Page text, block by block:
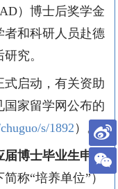
）博士后奖学金
者和科研人员赴德
究。
启动，有关资助
国家留学网公布的
s/1892 ）。
届博士毕业生申请
称“培养单位”）